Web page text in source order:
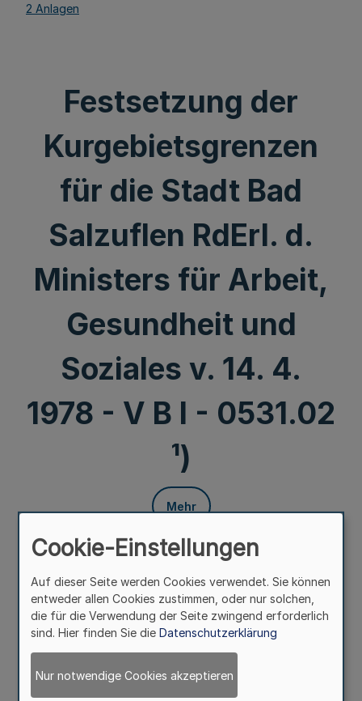
2 Anlagen
Festsetzung der
Kurgebietsgrenzen
für die Stadt Bad
Salzuflen RdErl. d.
Ministers für Arbeit,
Gesundheit und
Soziales v. 14. 4.
1978 - V B l - 0531.02
¹)
Mehr
126. Ergänzung - SMBl. NW. - (Stand 15. 8. 1978 = MBl.
14.4.78(1)
2128l
Festsetzung der Kurgebietsgrenzen für die Stadt
Cookie-Einstellungen
Auf dieser Seite werden Cookies verwendet. Sie können
entweder allen Cookies zustimmen, oder nur solchen,
die für die Verwendung der Seite zwingend erforderlich
sind. Hier finden Sie die Datenschutzerklärung
Nur notwendige Cookies akzeptieren